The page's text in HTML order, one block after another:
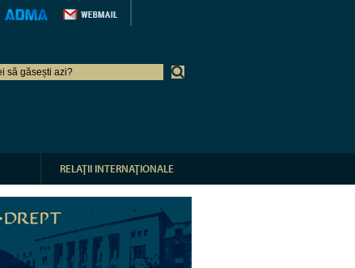
RELAŢII INTERNAŢIONALE